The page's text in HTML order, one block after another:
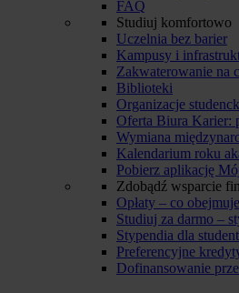
FAQ
Studiuj komfortowo
Uczelnia bez barier
Kampusy i
Zakwaterowanie na
Biblioteki
Organizacje
Oferta Biura Karier:
Wymiana
Kalendarium roku
Pobierz aplikację
Zdobądź wsparcie
Opłaty – co
Studiuj za darmo –
Stypendia dla
Preferencyjne
Dofinansowanie